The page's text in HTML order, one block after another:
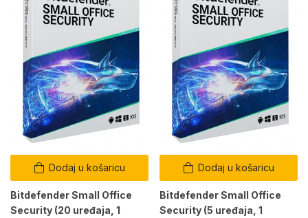
Dodaj u košaricu
Bitdefender Small Office
Security (20 uređaja, 1
Dodaj u košaricu
Bitdefender Small Office
Security (5 uređaja, 1